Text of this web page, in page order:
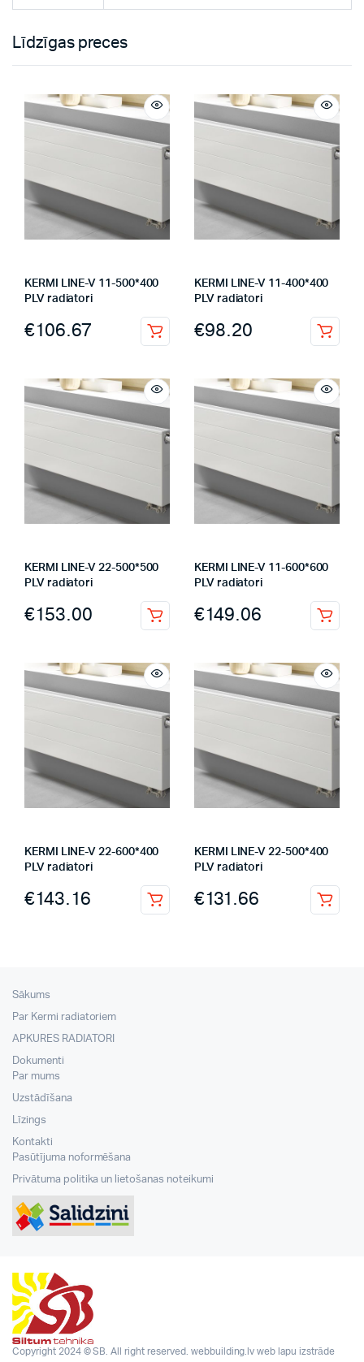
Līdzīgas preces
KERMI LINE-V 11-500*400
PLV radiatori
€106.67
KERMI LINE-V 11-400*400
PLV radiatori
€98.20
KERMI LINE-V 22-500*500
PLV radiatori
€153.00
KERMI LINE-V 11-600*600
PLV radiatori
€149.06
KERMI LINE-V 22-600*400
PLV radiatori
€143.16
KERMI LINE-V 22-500*400
PLV radiatori
€131.66
Sākums
Par Kermi radiatoriem
APKURES RADIATORI
Dokumenti
Par mums
Uzstādīšana
Līzings
Kontakti
Pasūtījuma noformēšana
Privātuma politika un lietošanas noteikumi
Copyright 2024 © SB. All right reserved. webbuilding.lvweb lapu izstrāde